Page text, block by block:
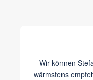
Wir können
wärmstens